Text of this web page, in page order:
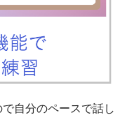
自分のペースで話し